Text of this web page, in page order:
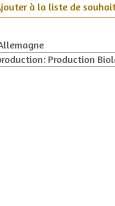
à la liste de
: Production